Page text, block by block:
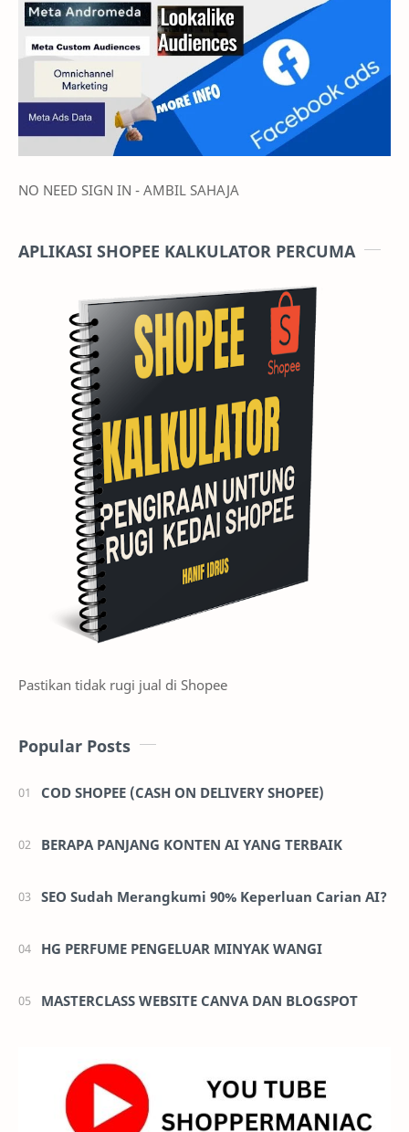
NO NEED SIGN IN - AMBIL SAHAJA
APLIKASI SHOPEE KALKULATOR PERCUMA
Pastikan tidak rugi jual di Shopee
Popular Posts
COD SHOPEE (CASH ON DELIVERY SHOPEE)
BERAPA PANJANG KONTEN AI YANG TERBAIK
SEO Sudah Merangkumi 90% Keperluan Carian AI?
HG PERFUME PENGELUAR MINYAK WANGI
MASTERCLASS WEBSITE CANVA DAN BLOGSPOT